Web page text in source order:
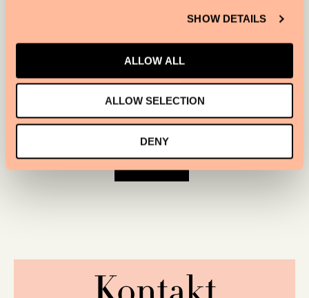
SHOW DETAILS
ALLOW ALL
ALLOW SELECTION
DENY
FAQ
ALLGEMEINE INFORMATIONEN